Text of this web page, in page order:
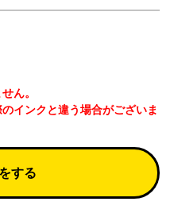
ん。
インクと違う場合がございま
する